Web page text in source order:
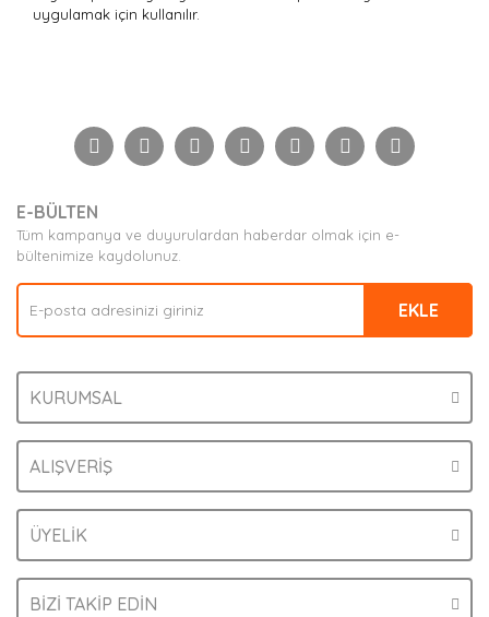
uygulamak için kullanılır.
Yorum Yaz
Görüş ve önerileriniz için teşekkür ederiz.
Ürün açıklamasında eksik bilgiler bulunuyor.
Ürün bilgilerinde hatalar bulunuyor.
Ürün fiyatı diğer sitelerden daha pahalı.
Bu ürüne benzer farklı alternatifler olmalı.
E-BÜLTEN
Tüm kampanya ve duyurulardan haberdar olmak için e-
bültenimize kaydolunuz.
EKLE
KURUMSAL
ALIŞVERİŞ
ÜYELİK
BİZİ TAKİP EDİN